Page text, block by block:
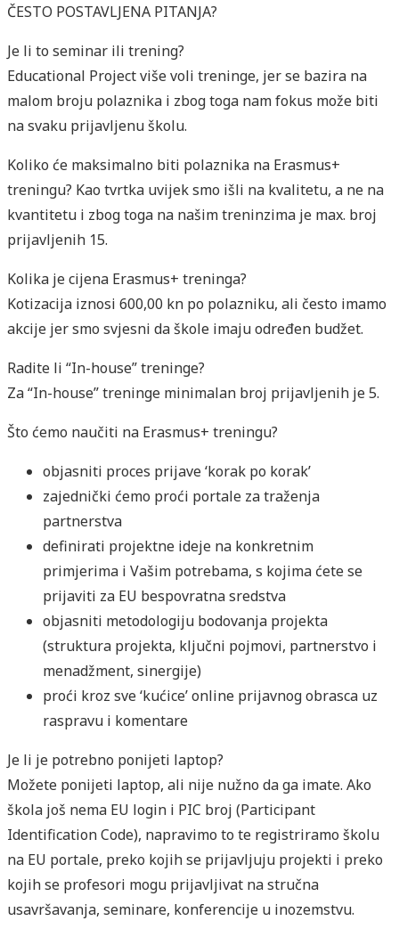
ČESTO POSTAVLJENA PITANJA?
Je li to seminar ili trening?
Educational Project više voli treninge, jer se bazira na
malom broju polaznika i zbog toga nam fokus može biti
na svaku prijavljenu školu.
Koliko će maksimalno biti polaznika na Erasmus+
treningu? Kao tvrtka uvijek smo išli na kvalitetu, a ne na
kvantitetu i zbog toga na našim treninzima je max. broj
prijavljenih 15.
Kolika je cijena Erasmus+ treninga?
Kotizacija iznosi 600,00 kn po polazniku, ali često imamo
akcije jer smo svjesni da škole imaju određen budžet.
Radite li “In-house” treninge?
Za “In-house” treninge minimalan broj prijavljenih je 5.
Što ćemo naučiti na Erasmus+ treningu?
objasniti proces prijave ‘korak po korak’
zajednički ćemo proći portale za traženja
partnerstva
definirati projektne ideje na konkretnim
primjerima i Vašim potrebama, s kojima ćete se
prijaviti za EU bespovratna sredstva
objasniti metodologiju bodovanja projekta
(struktura projekta, ključni pojmovi, partnerstvo i
menadžment, sinergije)
proći kroz sve ‘kućice’ online prijavnog obrasca uz
raspravu i komentare
Je li je potrebno ponijeti laptop?
Možete ponijeti laptop, ali nije nužno da ga imate. Ako
škola još nema EU login i PIC broj (Participant
Identification Code), napravimo to te registriramo školu
na EU portale, preko kojih se prijavljuju projekti i preko
kojih se profesori mogu prijavljivat na stručna
usavršavanja, seminare, konferencije u inozemstvu.